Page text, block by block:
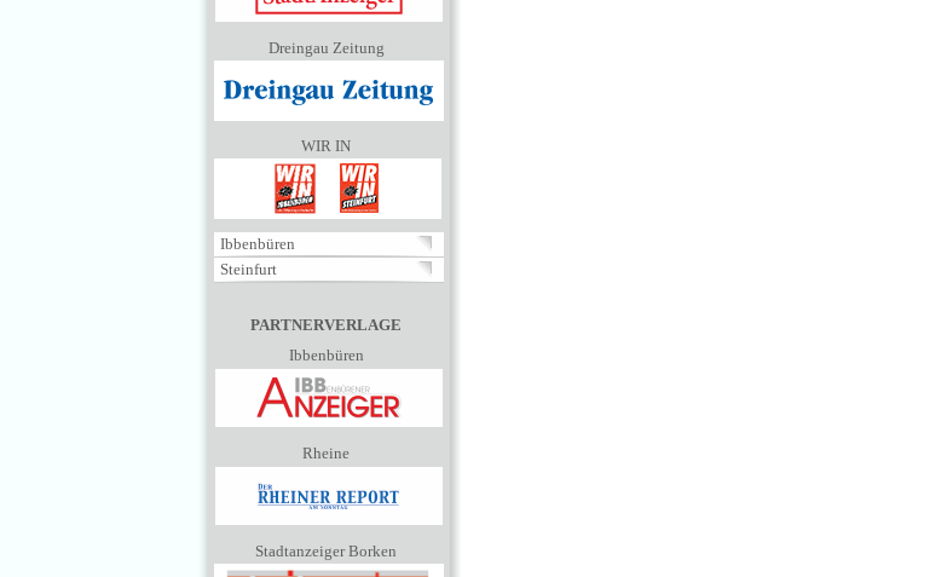
Dreingau Zeitung
WIR IN
Ibbenbüren
Steinfurt
PARTNERVERLAGE
Ibbenbüren
Rheine
Stadtanzeiger Borken